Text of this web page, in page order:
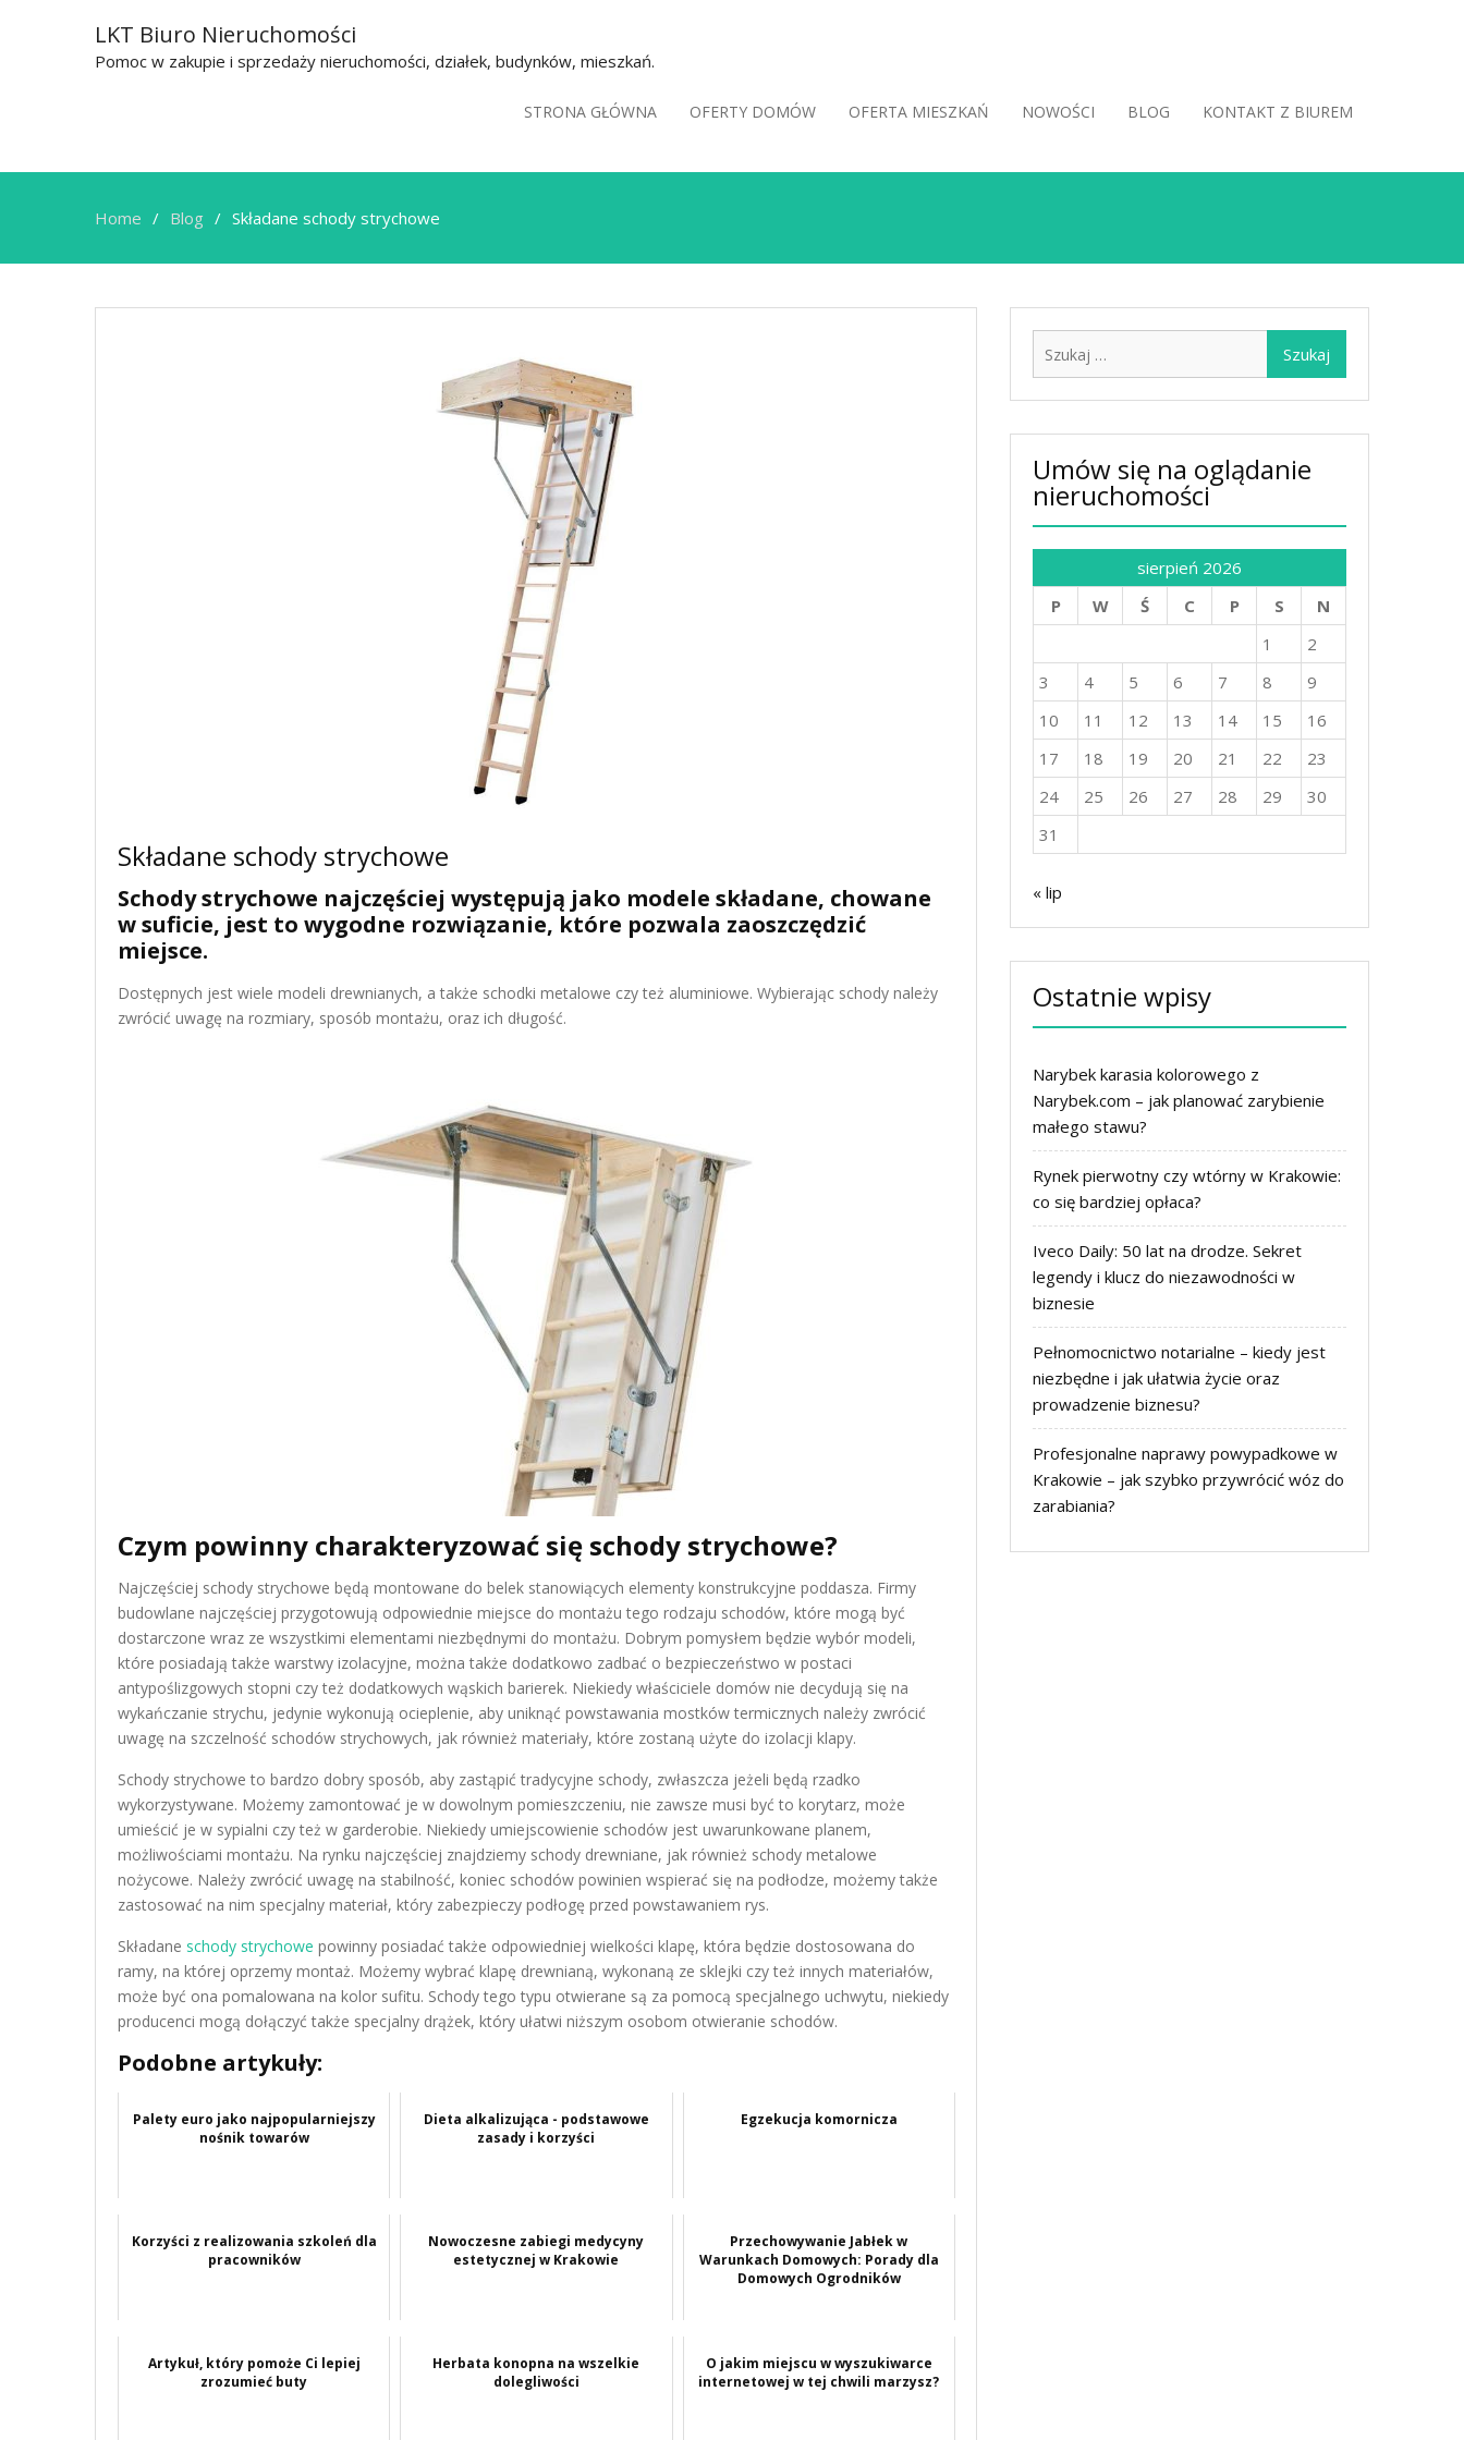
LKT Biuro Nieruchomości
Pomoc w zakupie i sprzedaży nieruchomości, działek, budynków, mieszkań.
STRONA GŁÓWNA OFERTY DOMÓW OFERTA MIESZKAŃ NOWOŚCI BLOG KONTAKT Z BIUREM
Home Blog Składane schody strychowe
Składane schody strychowe
Schody strychowe najczęściej występują jako modele składane, chowane
w suficie, jest to wygodne rozwiązanie, które pozwala zaoszczędzić
miejsce.
Dostępnych jest wiele modeli drewnianych, a także schodki metalowe czy też aluminiowe. Wybierając schody należy
zwrócić uwagę na rozmiary, sposób montażu, oraz ich długość.
Czym powinny charakteryzować się schody strychowe?
Najczęściej schody strychowe będą montowane do belek stanowiących elementy konstrukcyjne poddasza. Firmy
budowlane najczęściej przygotowują odpowiednie miejsce do montażu tego rodzaju schodów, które mogą być
dostarczone wraz ze wszystkimi elementami niezbędnymi do montażu. Dobrym pomysłem będzie wybór modeli,
które posiadają także warstwy izolacyjne, można także dodatkowo zadbać o bezpieczeństwo w postaci
antypoślizgowych stopni czy też dodatkowych wąskich barierek. Niekiedy właściciele domów nie decydują się na
wykańczanie strychu, jedynie wykonują ocieplenie, aby uniknąć powstawania mostków termicznych należy zwrócić
uwagę na szczelność schodów strychowych, jak również materiały, które zostaną użyte do izolacji klapy.
Schody strychowe to bardzo dobry sposób, aby zastąpić tradycyjne schody, zwłaszcza jeżeli będą rzadko
wykorzystywane. Możemy zamontować je w dowolnym pomieszczeniu, nie zawsze musi być to korytarz, może
umieścić je w sypialni czy też w garderobie. Niekiedy umiejscowienie schodów jest uwarunkowane planem,
możliwościami montażu. Na rynku najczęściej znajdziemy schody drewniane, jak również schody metalowe
nożycowe. Należy zwrócić uwagę na stabilność, koniec schodów powinien wspierać się na podłodze, możemy także
zastosować na nim specjalny materiał, który zabezpieczy podłogę przed powstawaniem rys.
Składane schody strychowe powinny posiadać także odpowiedniej wielkości klapę, która będzie dostosowana do
ramy, na której oprzemy montaż. Możemy wybrać klapę drewnianą, wykonaną ze sklejki czy też innych materiałów,
może być ona pomalowana na kolor sufitu. Schody tego typu otwierane są za pomocą specjalnego uchwytu, niekiedy
producenci mogą dołączyć także specjalny drążek, który ułatwi niższym osobom otwieranie schodów.
Podobne artykuły:
Palety euro jako najpopularniejszy
nośnik towarów
Dieta alkalizująca - podstawowe
zasady i korzyści
Egzekucja komornicza
Korzyści z realizowania szkoleń dla
pracowników
Nowoczesne zabiegi medycyny
estetycznej w Krakowie
Przechowywanie Jabłek w
Warunkach Domowych: Porady dla
Domowych Ogrodników
Artykuł, który pomoże Ci lepiej
zrozumieć buty
Herbata konopna na wszelkie
dolegliwości
O jakim miejscu w wyszukiwarce
internetowej w tej chwili marzysz?
Umów się na oglądanie
nieruchomości
sierpień 2026
P
W Ś C P S
N
1
2
3
4 5 6 7 8
9
10
11 12 13 14 15
16
17
18 19 20 21 22
23
24
25 26 27 28 29
30
31
« lip
Ostatnie wpisy
Narybek karasia kolorowego z
Narybek.com – jak planować zarybienie
małego stawu?
Rynek pierwotny czy wtórny w Krakowie:
co się bardziej opłaca?
Iveco Daily: 50 lat na drodze. Sekret
legendy i klucz do niezawodności w
biznesie
Pełnomocnictwo notarialne – kiedy jest
niezbędne i jak ułatwia życie oraz
prowadzenie biznesu?
Profesjonalne naprawy powypadkowe w
Krakowie – jak szybko przywrócić wóz do
zarabiania?